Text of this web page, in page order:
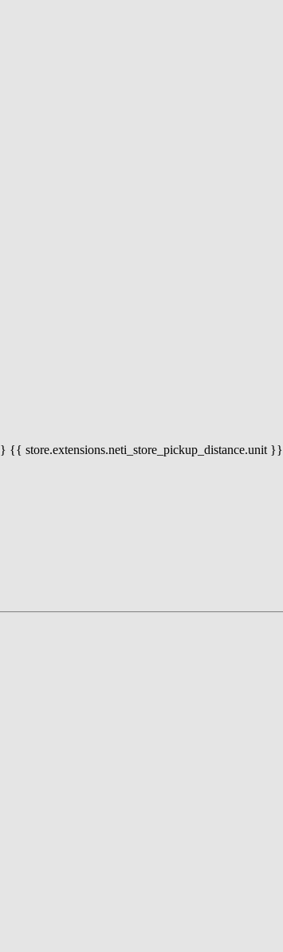
{{ store.extensions.neti_store_pickup_distance.unit }}